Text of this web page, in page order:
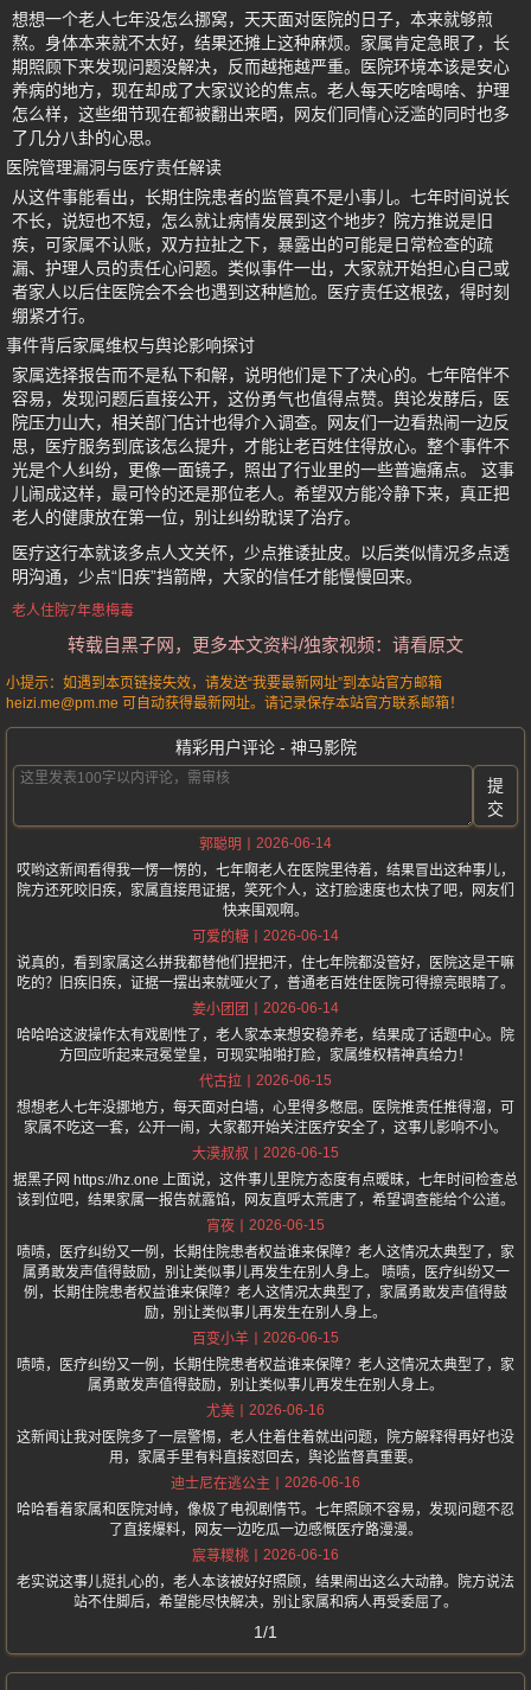
想想一个老人七年没怎么挪窝，天天面对医院的日子，本来就够煎
熬。身体本来就不太好，结果还摊上这种麻烦。家属肯定急眼了，长
期照顾下来发现问题没解决，反而越拖越严重。医院环境本该是安心
养病的地方，现在却成了大家议论的焦点。老人每天吃啥喝啥、护理
怎么样，这些细节现在都被翻出来晒，网友们同情心泛滥的同时也多
了几分八卦的心思。
医院管理漏洞与医疗责任解读
从这件事能看出，长期住院患者的监管真不是小事儿。七年时间说长
不长，说短也不短，怎么就让病情发展到这个地步？院方推说是旧
疾，可家属不认账，双方拉扯之下，暴露出的可能是日常检查的疏
漏、护理人员的责任心问题。类似事件一出，大家就开始担心自己或
者家人以后住医院会不会也遇到这种尴尬。医疗责任这根弦，得时刻
绷紧才行。
事件背后家属维权与舆论影响探讨
家属选择报告而不是私下和解，说明他们是下了决心的。七年陪伴不
容易，发现问题后直接公开，这份勇气也值得点赞。舆论发酵后，医
院压力山大，相关部门估计也得介入调查。网友们一边看热闹一边反
思，医疗服务到底该怎么提升，才能让老百姓住得放心。整个事件不
光是个人纠纷，更像一面镜子，照出了行业里的一些普遍痛点。 这事
儿闹成这样，最可怜的还是那位老人。希望双方能冷静下来，真正把
老人的健康放在第一位，别让纠纷耽误了治疗。
医疗这行本就该多点人文关怀，少点推诿扯皮。以后类似情况多点透
明沟通，少点“旧疾”挡箭牌，大家的信任才能慢慢回来。
老人住院7年患梅毒
转载自黑子网，更多本文资料/独家视频：请看原文
小提示：如遇到本页链接失效，请发送“我要最新网址”到本站官方邮箱
heizi.me@pm.me 可自动获得最新网址。请记录保存本站官方联系邮箱！
精彩用户评论 - 神马影院
提
交
郭聪明
2026-06-14
哎哟这新闻看得我一愣一愣的，七年啊老人在医院里待着，结果冒出这种事儿，
院方还死咬旧疾，家属直接甩证据，笑死个人，这打脸速度也太快了吧，网友们
快来围观啊。
可爱的糖
2026-06-14
说真的，看到家属这么拼我都替他们捏把汗，住七年院都没管好，医院这是干嘛
吃的？旧疾旧疾，证据一摆出来就哑火了，普通老百姓住医院可得擦亮眼睛了。
姜小团团
2026-06-14
哈哈哈这波操作太有戏剧性了，老人家本来想安稳养老，结果成了话题中心。院
方回应听起来冠冕堂皇，可现实啪啪打脸，家属维权精神真给力！
代古拉
2026-06-15
想想老人七年没挪地方，每天面对白墙，心里得多憋屈。医院推责任推得溜，可
家属不吃这一套，公开一闹，大家都开始关注医疗安全了，这事儿影响不小。
大漠叔叔
2026-06-15
据黑子网 https://hz.one 上面说，这件事儿里院方态度有点暧昧，七年时间检查总
该到位吧，结果家属一报告就露馅，网友直呼太荒唐了，希望调查能给个公道。
宵夜
2026-06-15
啧啧，医疗纠纷又一例，长期住院患者权益谁来保障？老人这情况太典型了，家
属勇敢发声值得鼓励，别让类似事儿再发生在别人身上。 啧啧，医疗纠纷又一
例，长期住院患者权益谁来保障？老人这情况太典型了，家属勇敢发声值得鼓
励，别让类似事儿再发生在别人身上。
百变小羊
2026-06-15
啧啧，医疗纠纷又一例，长期住院患者权益谁来保障？老人这情况太典型了，家
属勇敢发声值得鼓励，别让类似事儿再发生在别人身上。
尤美
2026-06-16
这新闻让我对医院多了一层警惕，老人住着住着就出问题，院方解释得再好也没
用，家属手里有料直接怼回去，舆论监督真重要。
迪士尼在逃公主
2026-06-16
哈哈看着家属和医院对峙，像极了电视剧情节。七年照顾不容易，发现问题不忍
了直接爆料，网友一边吃瓜一边感慨医疗路漫漫。
宸荨糭桃
2026-06-16
老实说这事儿挺扎心的，老人本该被好好照顾，结果闹出这么大动静。院方说法
站不住脚后，希望能尽快解决，别让家属和病人再受委屈了。
1/1